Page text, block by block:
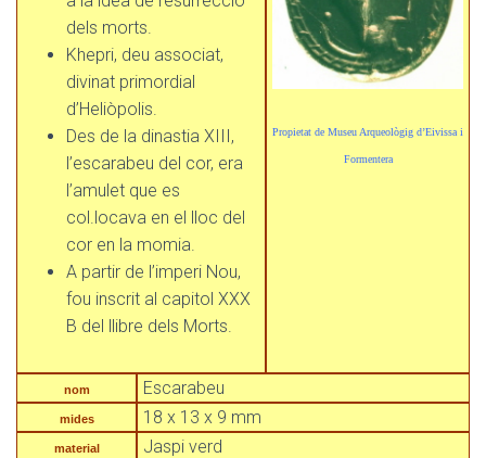
Propietat de Museu Arqueològig d’Eivissa i
Formentera
dels morts.
Khepri, deu associat,
divinat primordial
d’Heliòpolis.
Des de la dinastia XIII,
l’escarabeu del cor, era
l’amulet que es
col.locava en el lloc del
cor en la momia.
A partir de l’imperi Nou,
fou inscrit al capitol XXX
B del llibre dels Morts.
nom Escarabeu
mides 18 x 13 x 9 mm
material Jaspi verd